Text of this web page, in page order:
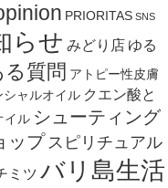
PRIORITAS SNS
らせ みどり店 ゆる
質問 アトピー性皮膚
シャルオイル クエン酸と
イル シューティング
ップ スピリチュアル
ミツ バリ島生活